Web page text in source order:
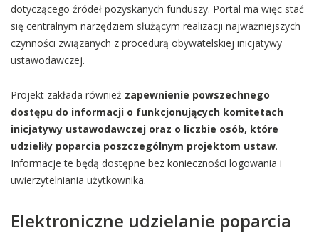
dotyczącego źródeł pozyskanych funduszy. Portal ma więc stać
się centralnym narzędziem służącym realizacji najważniejszych
czynności związanych z procedurą obywatelskiej inicjatywy
ustawodawczej.
Projekt zakłada również zapewnienie powszechnego
dostępu do informacji o funkcjonujących komitetach
inicjatywy ustawodawczej oraz o liczbie osób, które
udzieliły poparcia poszczególnym projektom ustaw.
Informacje te będą dostępne bez konieczności logowania i
uwierzytelniania użytkownika.
Elektroniczne udzielanie poparcia